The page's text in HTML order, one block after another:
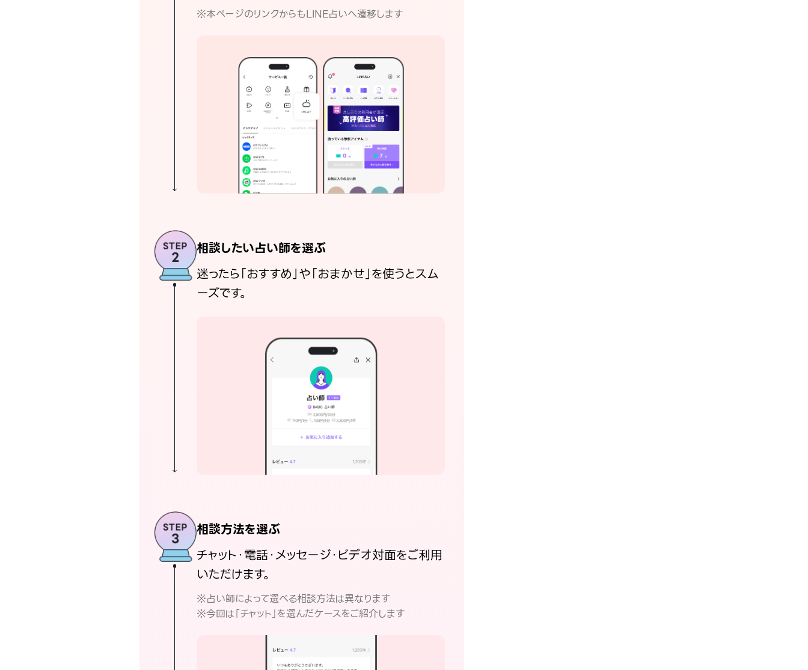
※本ページのリンクからもLINE占いへ遷移します
相談したい占い師を選ぶ
迷ったら「おすすめ」や「おまかせ」を使うとスム
ーズです。
相談方法を選ぶ
チャット・電話・メッセージ・ビデオ対面をご利用
いただけます。
※占い師によって選べる相談方法は異なります
※今回は「チャット」を選んだケースをご紹介します